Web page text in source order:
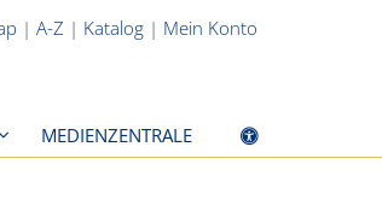
| A-Z | Katalog | Mein Konto
MEDIENZENTRALE